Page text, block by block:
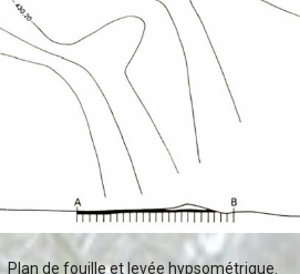
Plan de fouille et levée hypsométrique.